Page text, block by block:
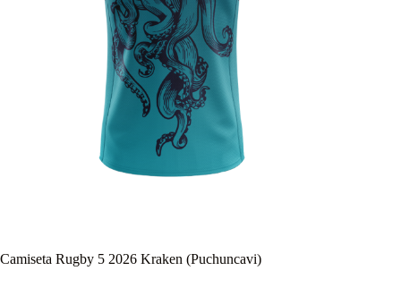
Camiseta Rugby 5 2026 Kraken (Puchuncavi)